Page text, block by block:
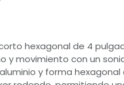
hexagonal de 4
y movimiento con un
y forma hexagonal